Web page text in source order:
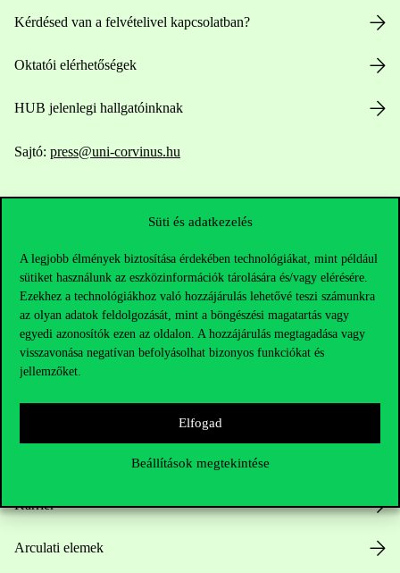
Süti és adatkezelés
A legjobb élmények biztosítása érdekében technológiákat, mint például
sütiket használunk az eszközinformációk tárolására és/vagy elérésére.
Ezekhez a technológiákhoz való hozzájárulás lehetővé teszi számunkra
az olyan adatok feldolgozását, mint a böngészési magatartás vagy
egyedi azonosítók ezen az oldalon. A hozzájárulás megtagadása vagy
visszavonása negatívan befolyásolhat bizonyos funkciókat és
jellemzőket.
Elfogad
Beállítások megtekintése
Kérdésed van a felvételivel kapcsolatban?
Oktatói elérhetőségek
HUB jelenlegi hallgatóinknak
Sajtó: press@uni-corvinus.hu
Hasznos linkek
Nyitvatartás
Karrier
Arculati elemek